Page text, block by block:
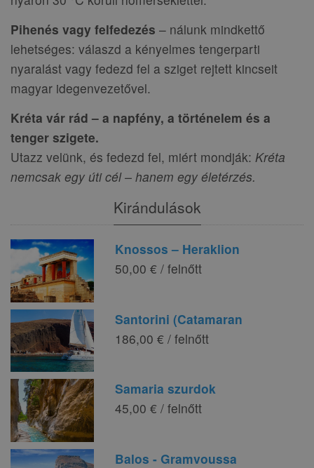
Pihenés vagy felfedezés – nálunk mindkettő
lehetséges: válaszd a kényelmes tengerparti
nyaralást vagy fedezd fel a sziget rejtett kincseit
magyar idegenvezetővel.
Kréta vár rád – a napfény, a történelem és a
tenger szigete.
Utazz velünk, és fedezd fel, miért mondják: Kréta
nemcsak egy úti cél – hanem egy életérzés.
Kirándulások
Knossos – Heraklion
50,00 € / felnőtt
Santorini (Catamaran
186,00 € / felnőtt
Samaria szurdok
45,00 € / felnőtt
Balos - Gramvoussa